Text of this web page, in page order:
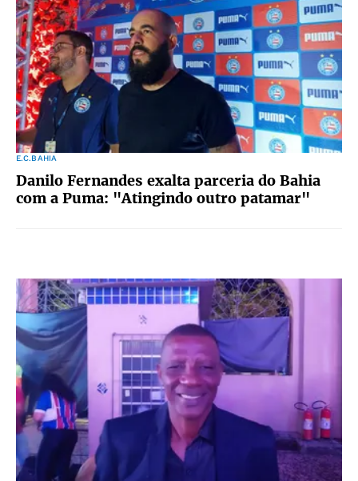
E.C.BAHIA
Danilo Fernandes exalta parceria do Bahia
com a Puma: "Atingindo outro patamar"